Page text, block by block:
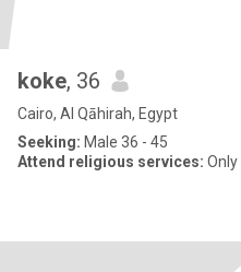
koke, 36
Cairo, Al Qāhirah, Egypt
Seeking: Male 36 - 45
Attend religious services: